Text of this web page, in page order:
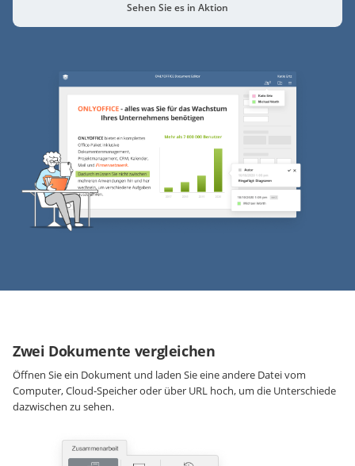
Sehen Sie es in Aktion
Zwei Dokumente vergleichen
Öffnen Sie ein Dokument und laden Sie eine andere Datei vom
Computer, Cloud-Speicher oder über URL hoch, um die Unterschiede
dazwischen zu sehen.